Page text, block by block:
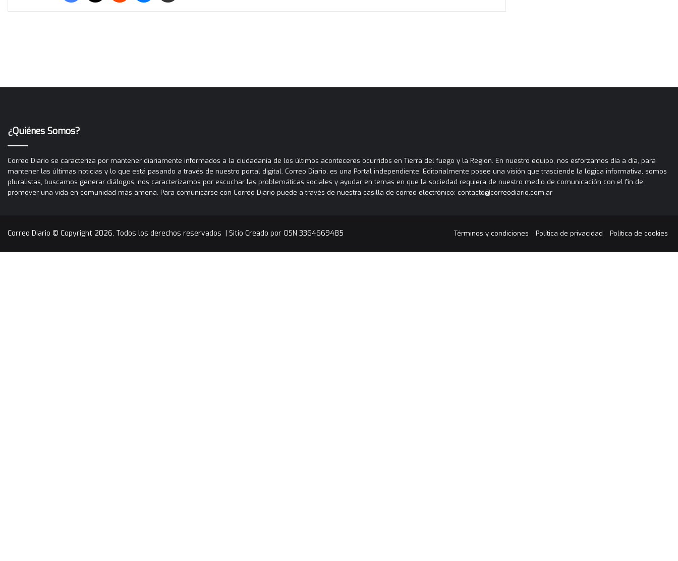
¿Quiénes Somos?
Correo Diario se caracteriza por mantener diariamente informados a la ciudadanía de los últimos aconteceres ocurridos en Tierra del fuego y la Region. En nuestro equipo, nos esforzamos día a día, para
mantener las últimas noticias y lo que está pasando a través de nuestro portal digital. Correo Diario, es una Portal independiente. Editorialmente posee una visión que trasciende la lógica informativa, somos
pluralistas, buscamos generar diálogos, nos caracterizamos por escuchar las problemáticas sociales y ayudar en temas en que la sociedad requiera de nuestro medio de comunicación con el fin de
promover una vida en comunidad más amena. Para comunicarse con Correo Diario puede a través de nuestra casilla de correo electrónico: contacto@correodiario.com.ar
Correo Diario © Copyright 2026, Todos los derechos reservados | Sitio Creado por OSN 3364669485 Términos y condiciones Política de privacidad Política de cookies